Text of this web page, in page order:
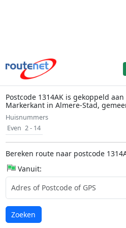
Postcode 1314AK is gekoppeld
Markerkant in Almere-Stad,
Huisnummers
Even 2 - 14
Bereken route naar postcode
Vanuit:
Laden...
Zoeken